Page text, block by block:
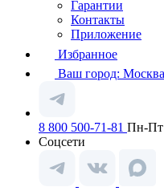
Гарантии
Контакты
Приложение
Избранное
Ваш город:
8 800 500-71-81 Пн-Пт
Соцсети